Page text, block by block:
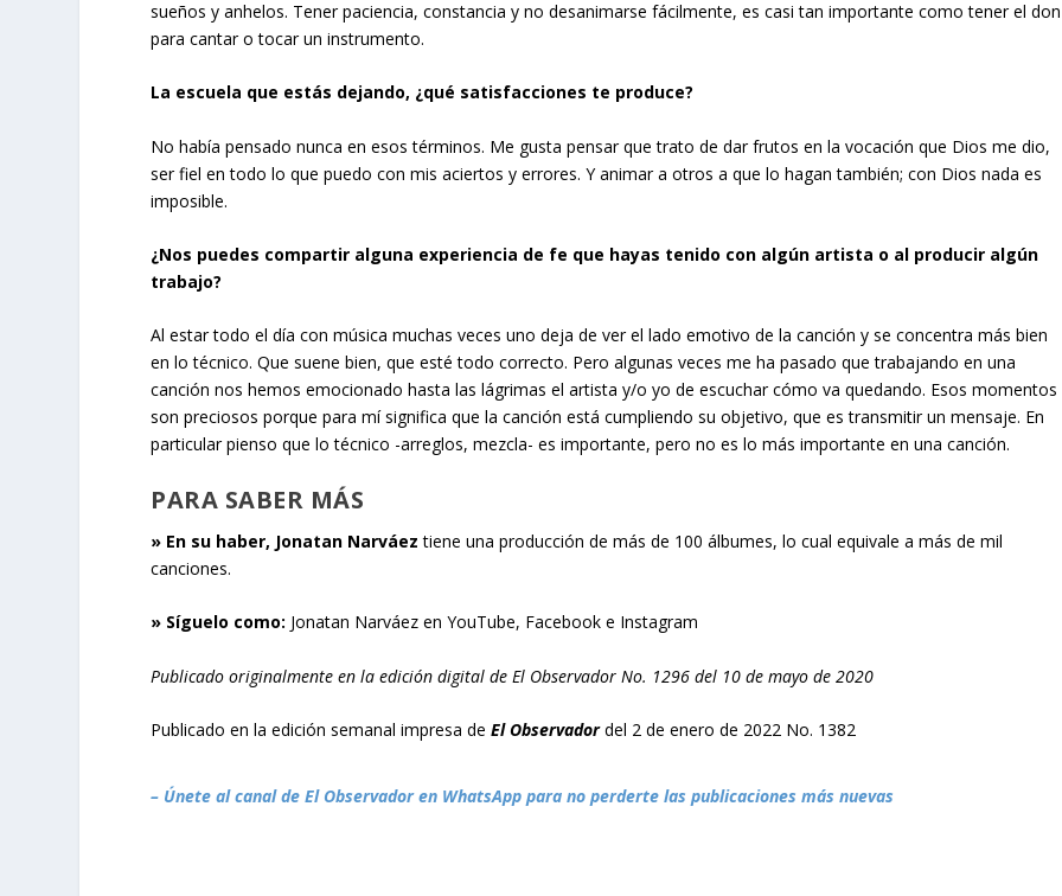
sueños y anhelos. Tener paciencia, constancia y no desanimarse fácilmente, es casi tan importante como tener el don
para cantar o tocar un instrumento.
La escuela que estás dejando, ¿qué satisfacciones te produce?
No había pensado nunca en esos términos. Me gusta pensar que trato de dar frutos en la vocación que Dios me dio,
ser fiel en todo lo que puedo con mis aciertos y errores. Y animar a otros a que lo hagan también; con Dios nada es
imposible.
¿Nos puedes compartir alguna experiencia de fe que hayas tenido con algún artista o al producir algún
trabajo?
Al estar todo el día con música muchas veces uno deja de ver el lado emotivo de la canción y se concentra más bien
en lo técnico. Que suene bien, que esté todo correcto. Pero algunas veces me ha pasado que trabajando en una
canción nos hemos emocionado hasta las lágrimas el artista y/o yo de escuchar cómo va quedando. Esos momentos
son preciosos porque para mí significa que la canción está cumpliendo su objetivo, que es transmitir un mensaje. En
particular pienso que lo técnico -arreglos, mezcla- es importante, pero no es lo más importante en una canción.
PARA SABER MÁS
» En su haber, Jonatan Narváez tiene una producción de más de 100 álbumes, lo cual equivale a más de mil
canciones.
» Síguelo como: Jonatan Narváez en YouTube, Facebook e Instagram
Publicado originalmente en la edición digital de El Observador No. 1296 del 10 de mayo de 2020
Publicado en la edición semanal impresa deEl Observadordel 2 de enero de 2022 No. 1382
– Únete al canal de El Observador en WhatsApp para no perderte las publicaciones más nuevas